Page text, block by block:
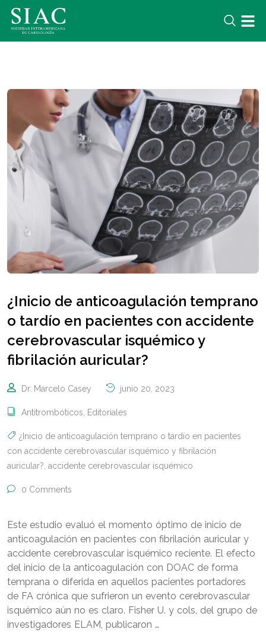
¿Inicio de anticoagulación temprano
o tardío en pacientes con accidente
cerebrovascular isquémico y
fibrilación auricular?
Dr. Marcelo Casey junio 20, 2023
Antitrombóticos Editoriales
¿Inicio de anticoagulación temprano o tardío en pacientes
con accidente cerebrovascular isquémico y fibrilación
auricular? accidente cerebrovascular isquémico
0 Comments
Este estudio evaluó el momento óptimo de inicio de
anticoagulación en pacientes con fibrilación auricular y
accidente cerebrovascular isquémico reciente. El efecto
del inicio de la anticoagulación con DOAC de forma
temprana o diferida en aquellos pacientes portadores
de FA crónica que sufrieron un evento cerebrovascular
isquémico aún no es claro. Fisher U. y cols, del grupo de
investigadores ELAM, publicaron …